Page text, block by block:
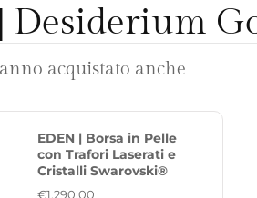
Desiderium
acquistato anche
EDEN | Borsa in Pelle
con Trafori Laserati e
Cristalli Swarovski®
€1.290,00